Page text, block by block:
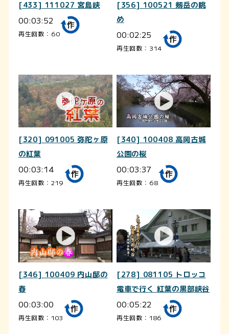
[433] 111027 宮島峡
00:03:52
再生回数：60
[356] 100521 剱岳の眺
め
00:02:25
再生回数：314
[320] 091005 弥陀ヶ原
の紅葉
00:03:14
再生回数：219
[340] 100408 高岡古城
公園の桜
00:03:37
再生回数：68
[346] 100409 内山邸の
春
00:03:00
再生回数：103
[278] 081105 トロッコ
電車で行く 紅葉の黒部峡谷
00:05:22
再生回数：186